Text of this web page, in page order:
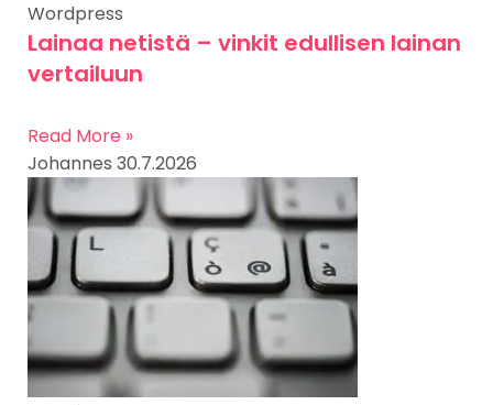
Wordpress
Lainaa netistä – vinkit edullisen lainan
vertailuun
Read More »
Johannes 30.7.2026